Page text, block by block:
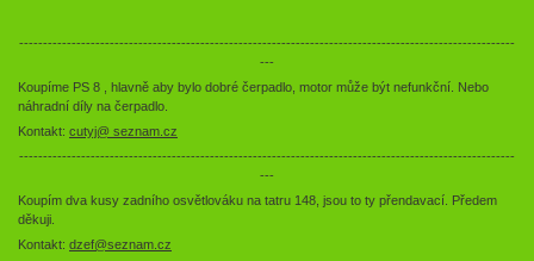
--------------------------------------------------------------------------------------------------------
---
Koupíme PS 8 , hlavně aby bylo dobré čerpadlo, motor může být nefunkční. Nebo
náhradní díly na čerpadlo.
Kontakt: cutyj@ seznam.cz
--------------------------------------------------------------------------------------------------------
---
Koupím dva kusy zadního osvětlováku na tatru 148, jsou to ty přendavací. Předem
děkuji.
Kontakt: dzef@seznam.cz